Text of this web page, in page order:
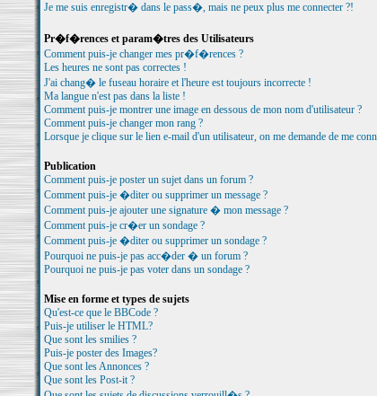
Je me suis enregistr� dans le pass�, mais ne peux plus me connecter ?!
Pr�f�rences et param�tres des Utilisateurs
Comment puis-je changer mes pr�f�rences ?
Les heures ne sont pas correctes !
J'ai chang� le fuseau horaire et l'heure est toujours incorrecte !
Ma langue n'est pas dans la liste !
Comment puis-je montrer une image en dessous de mon nom d'utilisateur ?
Comment puis-je changer mon rang ?
Lorsque je clique sur le lien e-mail d'un utilisateur, on me demande de me
Publication
Comment puis-je poster un sujet dans un forum ?
Comment puis-je �diter ou supprimer un message ?
Comment puis-je ajouter une signature � mon message ?
Comment puis-je cr�er un sondage ?
Comment puis-je �diter ou supprimer un sondage ?
Pourquoi ne puis-je pas acc�der � un forum ?
Pourquoi ne puis-je pas voter dans un sondage ?
Mise en forme et types de sujets
Qu'est-ce que le BBCode ?
Puis-je utiliser le HTML?
Que sont les smilies ?
Puis-je poster des Images?
Que sont les Annonces ?
Que sont les Post-it ?